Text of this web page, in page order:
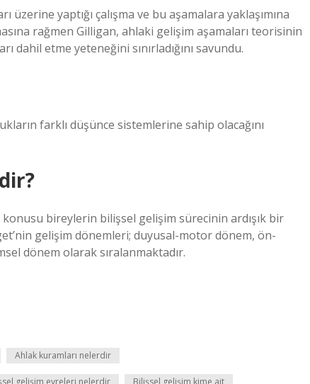
yaptığı çalışma ve bu aşamalara yaklaşımına
rağmen Gilligan, ahlaki gelişim aşamaları teorisinin
etme yeteneğini sınırladığını savundu.
farklı düşünce sistemlerine sahip olacağını
bireylerin bilişsel gelişim sürecinin ardışık bir
gelişim dönemleri; duyusal-motor dönem, ön-
dönem olarak sıralanmaktadır.
Ahlak kuramları nelerdir
gelişim evreleri nelerdir Bilişsel gelişim kime ait